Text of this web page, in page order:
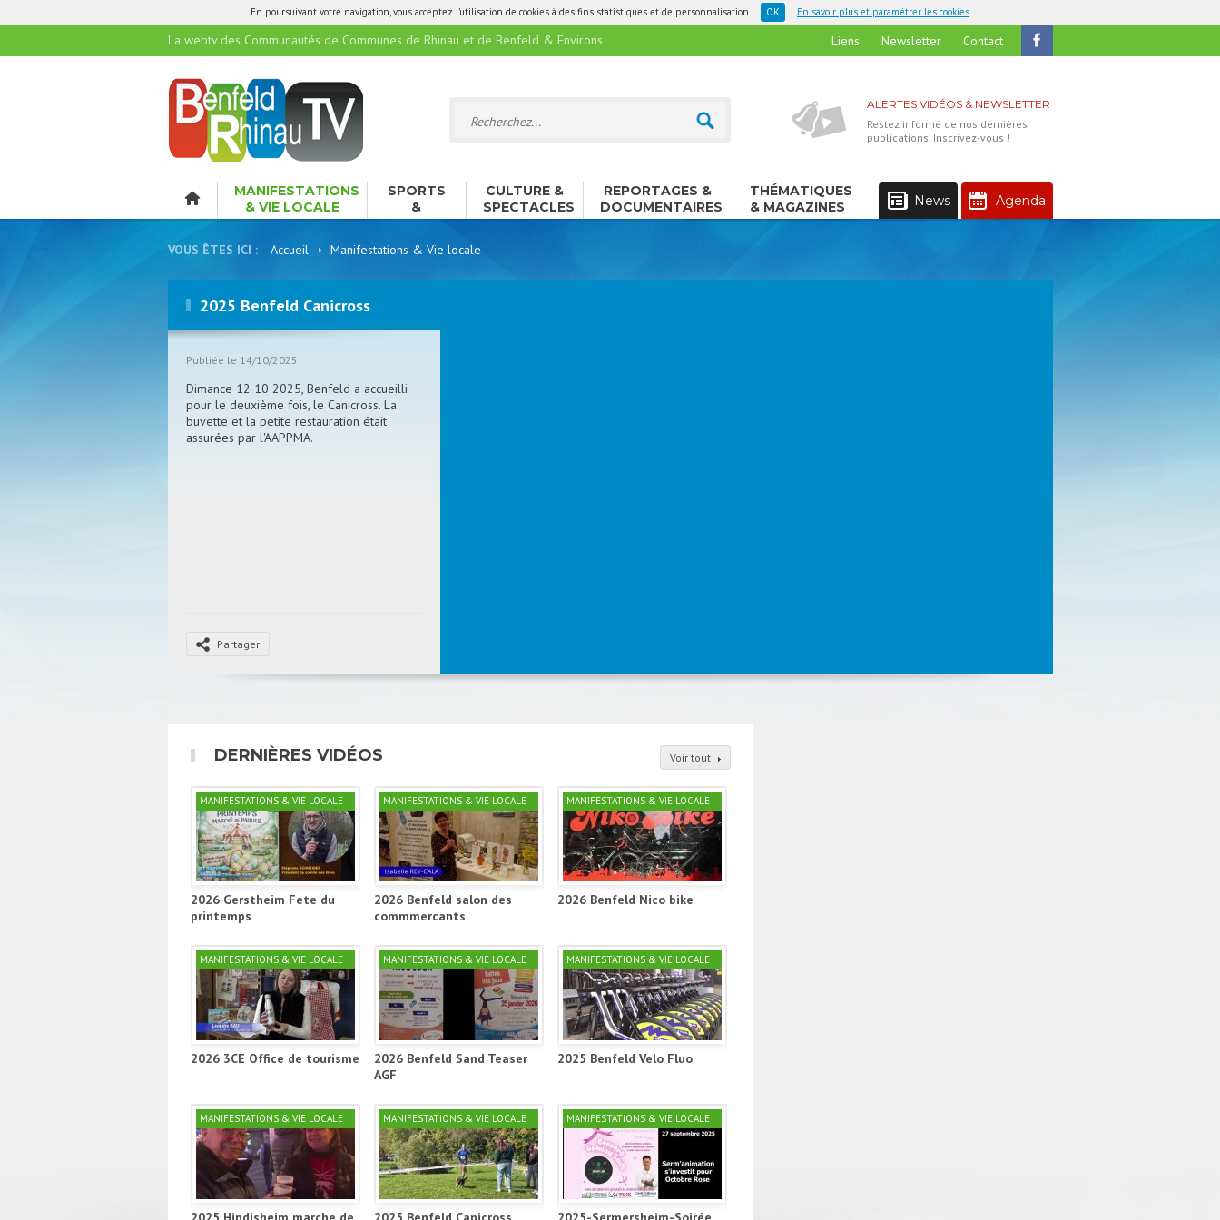
En poursuivant votre navigation, vous acceptez l'utilisation de cookies à des fins statistiques et de personnalisation. En savoir plus et paramétrer les cookies
La webtv des Communautés de Communes de Rhinau et de Benfeld & Environs Liens Newsletter Contact
ALERTES VIDÉOS & NEWSLETTER
Restez informé de nos dernières
publications. Inscrivez-vous !
MANIFESTATIONS
& VIE LOCALE
SPORTS
&
LOISIRS
CULTURE &
SPECTACLES
REPORTAGES &
DOCUMENTAIRES
THÉMATIQUES
& MAGAZINES
News Agenda
VOUS ÊTES ICI : Accueil Manifestations & Vie locale
2025 Benfeld Canicross
Publiée le 14/10/2025
Dimance 12 10 2025, Benfeld a accueilli
pour le deuxième fois, le Canicross. La
buvette et la petite restauration était
assurées par l'AAPPMA.
Partager
DERNIÈRES VIDÉOS Voir tout
MANIFESTATIONS & VIE LOCALE
2026 Gerstheim Fete du
printemps
MANIFESTATIONS & VIE LOCALE
2026 Benfeld salon des
commmercants
MANIFESTATIONS & VIE LOCALE
2026 Benfeld Nico bike
MANIFESTATIONS & VIE LOCALE
2026 3CE Office de tourisme
MANIFESTATIONS & VIE LOCALE
2026 Benfeld Sand Teaser
AGF
MANIFESTATIONS & VIE LOCALE
2025 Benfeld Velo Fluo
MANIFESTATIONS & VIE LOCALE MANIFESTATIONS & VIE LOCALE MANIFESTATIONS & VIE LOCALE